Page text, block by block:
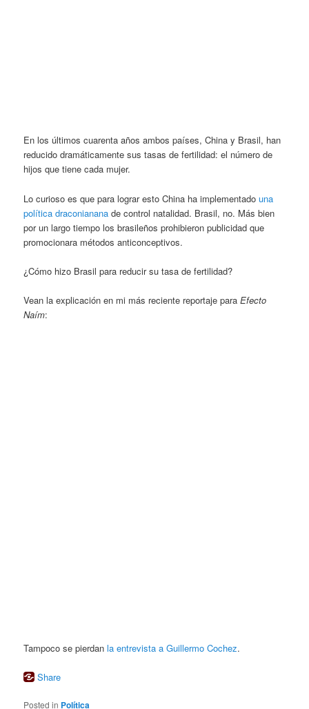
En los últimos cuarenta años ambos países, China y Brasil, han
reducido dramáticamente sus tasas de fertilidad: el número de
hijos que tiene cada mujer.
Lo curioso es que para lograr esto China ha implementadouna
política draconianana de control natalidad. Brasil, no. Más bien
por un largo tiempo los brasileños prohibieron publicidad que
promocionara métodos anticonceptivos.
¿Cómo hizo Brasil para reducir su tasa de fertilidad?
Vean la explicación en mi más reciente reportaje paraEfecto
Naím:
Tampoco se pierdanla entrevista a Guillermo Cochez.
Share
Posted in Política